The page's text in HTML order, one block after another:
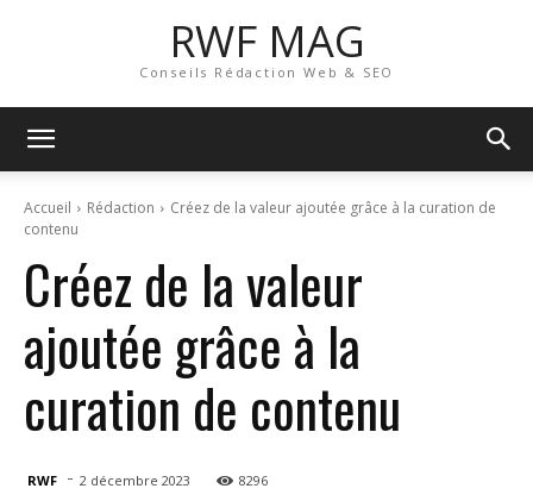
RWF MAG
Conseils Rédaction Web & SEO
Accueil Rédaction
Créez de la valeur ajoutée grâce à la curation de
contenu
Créez de la valeur
ajoutée grâce à la
curation de contenu
RWF - 2 décembre 2023 8296